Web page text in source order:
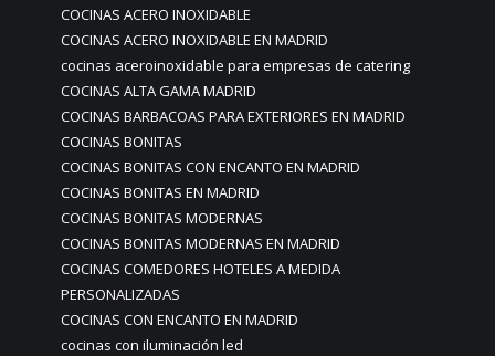
COCINAS ACERO INOXIDABLE
COCINAS ACERO INOXIDABLE EN MADRID
cocinas aceroinoxidable para empresas de catering
COCINAS ALTA GAMA MADRID
COCINAS BARBACOAS PARA EXTERIORES EN MADRID
COCINAS BONITAS
COCINAS BONITAS CON ENCANTO EN MADRID
COCINAS BONITAS EN MADRID
COCINAS BONITAS MODERNAS
COCINAS BONITAS MODERNAS EN MADRID
COCINAS COMEDORES HOTELES A MEDIDA
PERSONALIZADAS
COCINAS CON ENCANTO EN MADRID
cocinas con iluminación led